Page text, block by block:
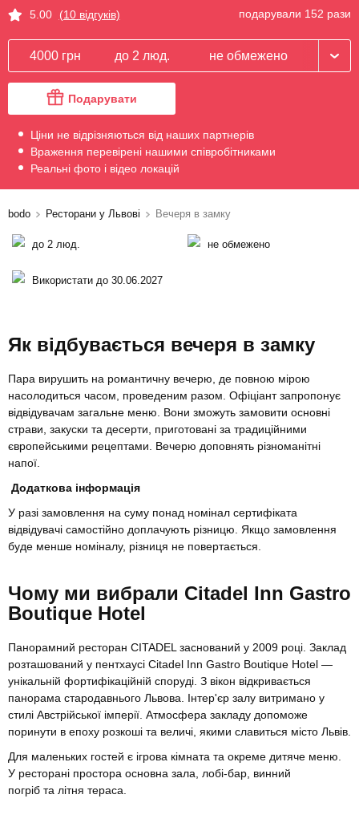
5.00 (10 відгуків) подарували 152 рази
4000 грн до 2 люд. не обмежено
Подарувати
Ціни не відрізняються від наших партнерів
Враження перевірені нашими співробітниками
Реальні фото і відео локацій
bodo Ресторани у Львові Вечеря в замку
до 2 люд. не обмежено
Використати до 30.06.2027
Як відбувається вечеря в замку
Пара вирушить на романтичну вечерю, де повною мірою
насолодиться часом, проведеним разом. Офіціант запропонує
відвідувачам загальне меню. Вони зможуть замовити основні
страви, закуски та десерти, приготовані за традиційними
європейськими рецептами. Вечерю доповнять різноманітні
напої.
Додаткова інформація
У разі замовлення на суму понад номінал сертифіката
відвідувачі самостійно доплачують різницю. Якщо замовлення
буде менше номіналу, різниця не повертається.
Чому ми вибрали Citadel Inn Gastro
Boutique Hotel
Панорамний ресторан CITADEL заснований у 2009 році. Заклад
розташований у пентхаусі Citadel Inn Gastro Boutique Hotel —
унікальній фортифікаційній споруді. З вікон відкривається
панорама стародавнього Львова. Інтер'єр залу витримано у
стилі Австрійської імперії. Атмосфера закладу допоможе
поринути в епоху розкоші та величі, якими славиться місто Львів.
Для маленьких гостей є ігрова кімната та окреме дитяче меню.
У ресторані простора основна зала, лобі-бар, винний
погріб та літня тераса.